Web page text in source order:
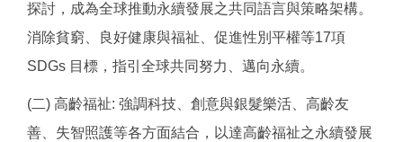
探討，成為全球推動永續發展之共同語言與策略架構。
消除貧窮、良好健康與福祉、促進性別平權等17項
SDGs 目標，指引全球共同努力、邁向永續。
(二) 高齡福祉: 強調科技、創意與銀髮樂活、高齡友
善、失智照護等各方面結合，以達高齡福祉之永續發展